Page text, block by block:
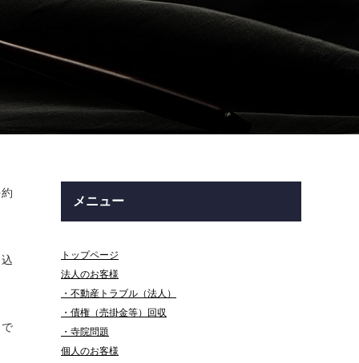
メニュー
トップページ
法人のお客様
・不動産トラブル（法人）
・債権（売掛金等）回収
・寺院問題
個人のお客様